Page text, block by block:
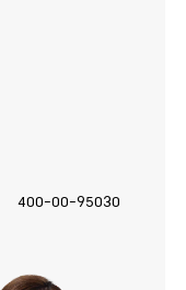
400-00-95030